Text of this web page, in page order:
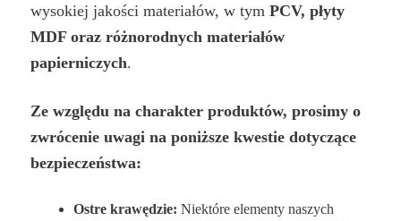
wysokiej jakości materiałów, w tym PCV, płyty
MDF oraz różnorodnych materiałów
papierniczych.
Ze względu na charakter produktów, prosimy o
zwrócenie uwagi na poniższe kwestie dotyczące
bezpieczeństwa:
Ostre krawędzie: Niektóre elementy naszych